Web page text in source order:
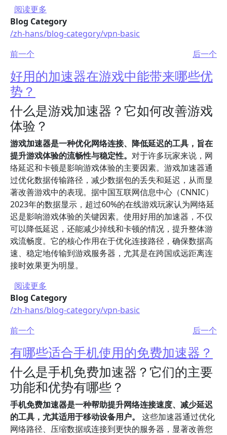
阅读更多
Blog Category
/zh-hans/blog-category/vpn-basic
前一个
后一个
好用的加速器在游戏中能带来哪些优
势？
什么是游戏加速器？它如何改善游戏
体验？
游戏加速器是一种优化网络连接、降低延迟的工具，旨在
提升游戏体验的流畅性与稳定性。 对于许多玩家来说，网
络延迟和卡顿是影响游戏体验的主要因素。游戏加速器通
过优化数据传输路径，减少数据包的丢失和延迟，从而显
著改善游戏中的表现。据中国互联网信息中心（CNNIC）
2023年的数据显示，超过60%的在线游戏玩家认为网络延
迟是影响游戏体验的关键因素。使用好用的加速器，不仅
可以降低延迟，还能减少掉线和卡顿的情况，提升整体游
戏流畅度。它的核心作用在于优化连接路径，确保数据高
速、稳定地传输到游戏服务器，尤其是在跨国或远距离连
接时效果更为明显。
阅读更多
Blog Category
/zh-hans/blog-category/vpn-basic
前一个
后一个
有哪些适合手机使用的免费加速器？
什么是手机免费加速器？它们的主要
功能和优势有哪些？
手机免费加速器是一种帮助提升网络连接速度、减少延迟
的工具，尤其适用于移动设备用户。
这些加速器通过优化
网络路径、压缩数据或连接到更快的服务器，显著改善您